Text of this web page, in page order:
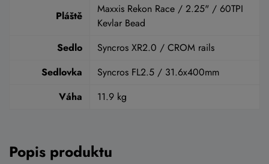
Pláště
Maxxis Rekon Race / 2.25" / 60TPI
Kevlar Bead
Sedlo
Syncros XR2.0 / CROM rails
Sedlovka
Syncros FL2.5 / 31.6x400mm
Váha
11.9 kg
Popis produktu